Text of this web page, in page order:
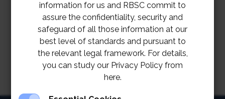
2568 เป็นต้นไป ตั้งแต่เวลา 09.00 น. ไปจนถึงการแข่งม้า
เที่ยว 9 เสร็จสิ้น
information for us and RBSC commit to
assure the confidentiality, security and
safeguard of all those information at our
best level of standards and pursuant to
the relevant legal framework. For details,
you can study our Privacy Policy from
here.